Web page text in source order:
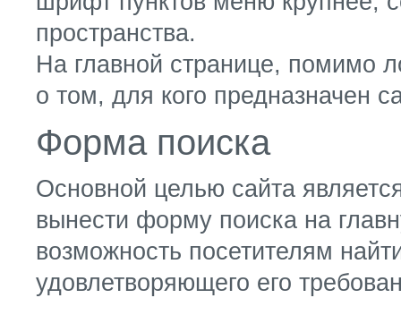
пространства.
На главной странице, помимо
о том, для кого предназначен
Форма поиска
Основной целью сайта
вынести форму поиска на
возможность посетителям
удовлетворяющего его